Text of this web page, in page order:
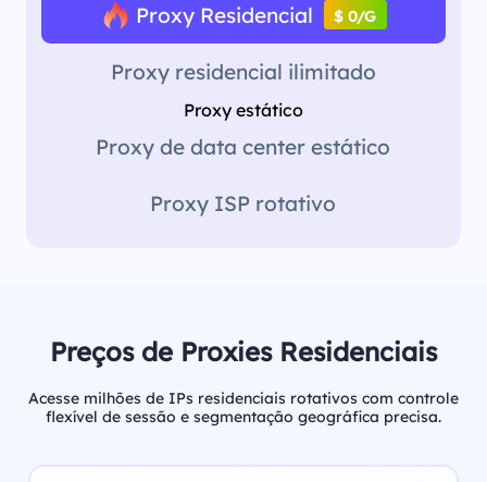
Proxy Residencial $ 0/G
Proxy residencial ilimitado
Proxy estático
Proxy de data center estático
Proxy ISP rotativo
Preços de Proxies Residenciais
Acesse milhões de IPs residenciais rotativos com controle
flexível de sessão e segmentação geográfica precisa.